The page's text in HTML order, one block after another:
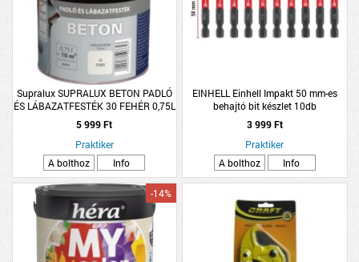
Supralux SUPRALUX BETON PADLÓ
ÉS LÁBAZATFESTÉK 30 FEHÉR 0,75L
5 999 Ft
Praktiker
A bolthoz
Info
EINHELL Einhell Impakt 50 mm-es
behajtó bit készlet 10db
3 999 Ft
Praktiker
A bolthoz
Info
-14%